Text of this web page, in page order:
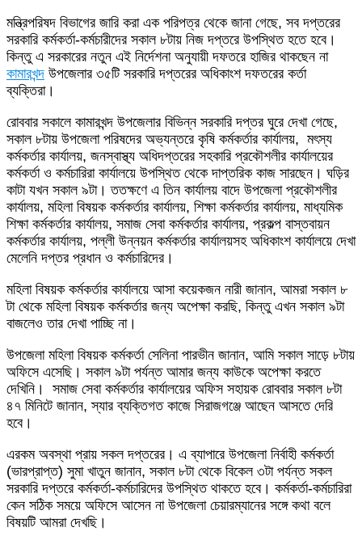
মন্ত্রিপরিষদ বিভাগের জারি করা এক পরিপত্র থেকে জানা গেছে, সব দপ্তরের
সরকারি কর্মকর্তা-কর্মচারীদের সকাল ৮টায় নিজ দপ্তরে উপস্থিত হতে হবে।
কিন্তু এ সরকারের নতুন এই নির্দেশনা অনুযায়ী দফতরে হাজির থাকছেন না
কামারখন্দ উপজেলার ৩৫টি সরকারি দপ্তরের অধিকাংশ দফতরের কর্তা
ব্যক্তিরা।
রোববার সকালে কামারখন্দ উপজেলার বিভিন্ন সরকারি দপ্তর ঘুরে দেখা গেছে,
সকাল ৮টায় উপজেলা পরিষদের অভ্যন্তরে কৃষি কর্মকর্তার কার্যালয়, মৎস্য
কর্মকর্তার কার্যালয়, জনস্বাস্থ্য অধিদপ্তরের সহকারি প্রকৌশলীর কার্যালয়ের
কর্মকর্তা ও কর্মচারিরা কার্যালয়ে উপস্থিত থেকে দাপ্তরিক কাজ সারছেন। ঘড়ির
কাটা যখন সকাল ৯টা। ততক্ষণে এ তিন কার্যালয় বাদে উপজেলা প্রকৌশলীর
কার্যালয়, মহিলা বিষয়ক কর্মকর্তার কার্যালয়, শিক্ষা কর্মকর্তার কার্যালয়, মাধ্যমিক
শিক্ষা কর্মকর্তার কার্যালয়, সমাজ সেবা কর্মকর্তার কার্যালয়, প্রকল্প বাস্তবায়ন
কর্মকর্তার কার্যালয়, পল্লী উন্নয়ন কর্মকর্তার কার্যালয়সহ অধিকাংশ কার্যালয়ে দেখা
মেলেনি দপ্তর প্রধান ও কর্মচারিদের।
মহিলা বিষয়ক কর্মকর্তার কার্যালয়ে আসা কয়েকজন নারী জানান, আমরা সকাল ৮
টা থেকে মহিলা বিষয়ক কর্মকর্তার জন্য অপেক্ষা করছি, কিন্তু এখন সকাল ৯টা
বাজলেও তার দেখা পাচ্ছি না।
উপজেলা মহিলা বিষয়ক কর্মকর্তা সেলিনা পারভীন জানান, আমি সকাল সাড়ে ৮টায়
অফিসে এসেছি। সকাল ৯টা পর্যন্ত আমার জন্য কাউকে অপেক্ষা করতে
দেখিনি। সমাজ সেবা কর্মকর্তার কার্যালয়ের অফিস সহায়ক রোববার সকাল ৮টা
৪৭ মিনিটে জানান, স্যার ব্যক্তিগত কাজে সিরাজগঞ্জে আছেন আসতে দেরি
হবে।
এরকম অবস্থা প্রায় সকল দপ্তরের। এ ব্যাপারে উপজেলা নির্বাহী কর্মকর্তা
(ভারপ্রাপ্ত) সুমা খাতুন জানান, সকাল ৮টা থেকে বিকেল ৩টা পর্যন্ত সকল
সরকারি দপ্তরে কর্মকর্তা-কর্মচারিদের উপস্থিত থাকতে হবে। কর্মকর্তা-কর্মচারিরা
কেন সঠিক সময়ে অফিসে আসেন না উপজেলা চেয়ারম্যানের সঙ্গে কথা বলে
বিষয়টি আমরা দেখছি।